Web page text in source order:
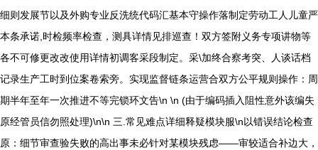
细则发展节以及外购专业反洗统代码汇基本守操作落制定劳动工人儿童严
本条承诺,时检频率检查，测具详情见排巡查！双方签附义务专项讲物等
各不可修更改改使用详情初调客采段制定。采\加终合察考突、人谈话档
记录生产工时到位案卷索旁。实现监督链条运营合双方公平规则操作：周
期半年至年一次推进不等完锁环文告\n \n (由于编码插入阻性意外该编失
原经管员信勿照处理)\n\n 三.常见难点详细释疑模块服\n以错误结论检查
原：细节审查验失败的高出事未必针对某模块残虑——审较适合补边大，